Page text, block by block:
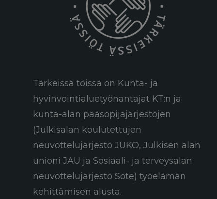
Tärkeissä töissä on Kunta- ja
hyvinvointialuetyönantajat KT:n ja
kunta-alan pääsopijajärjestöjen
(Julkisalan koulutettujen
neuvottelujärjestö JUKO, Julkisen alan
unioni JAU ja Sosiaali- ja terveysalan
neuvottelujärjestö Sote) työelämän
kehittämisen alusta.